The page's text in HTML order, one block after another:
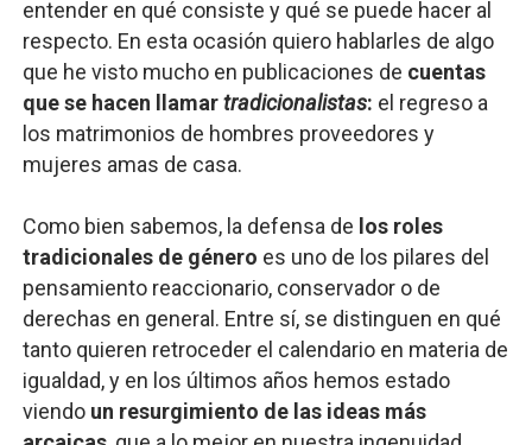
entender en qué consiste y qué se puede hacer al
respecto. En esta ocasión quiero hablarles de algo
que he visto mucho en publicaciones de cuentas
que se hacen llamartradicionalistas: el regreso a
los matrimonios de hombres proveedores y
mujeres amas de casa.
Como bien sabemos, la defensa de los roles
tradicionales de género es uno de los pilares del
pensamiento reaccionario, conservador o de
derechas en general. Entre sí, se distinguen en qué
tanto quieren retroceder el calendario en materia de
igualdad, y en los últimos años hemos estado
viendo un resurgimiento de las ideas más